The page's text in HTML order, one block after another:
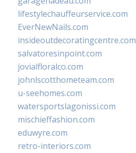
lifestylechauffeurservice.com
EverNewNails.com
insideoutdecoratingcentre.com
salvatoresinpoint.com
jovialfloralco.com
johnlscotthometeam.com
u-seehomes.com
watersportslagonissi.com
mischieffashion.com
eduwyre.com
retro-interiors.com